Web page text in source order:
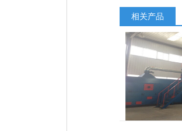
相关产品